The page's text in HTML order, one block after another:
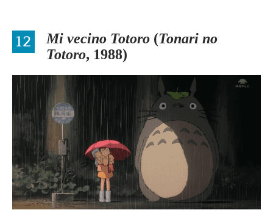
12 Mi vecino Totoro (Tonari no
Totoro, 1988)